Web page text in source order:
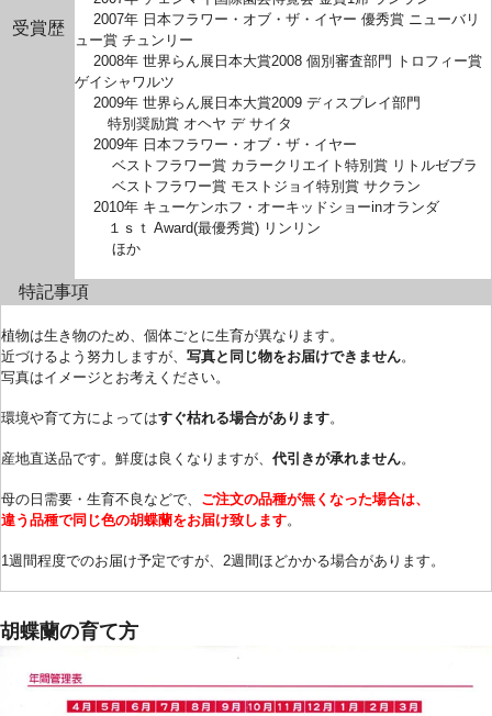
受賞歴
2007年 日本フラワー・オブ・ザ・イヤー 優秀賞 ニューバリ
ュー賞 チュンリー
2008年 世界らん展日本大賞2008 個別審査部門 トロフィー賞
ゲイシャワルツ
2009年 世界らん展日本大賞2009 ディスプレイ部門
特別奨励賞 オヘヤ デ サイタ
2009年 日本フラワー・オブ・ザ・イヤー
ベストフラワー賞 カラークリエイト特別賞 リトルゼブラ
ベストフラワー賞 モストジョイ特別賞 サクラン
2010年 キューケンホフ・オーキッドショーinオランダ
１ｓｔ Award(最優秀賞) リンリン
ほか
特記事項
植物は生き物のため、個体ごとに生育が異なります。
近づけるよう努力しますが、 写真と同じ物をお届けできません。
写真はイメージとお考えください。
環境や育て方によってはすぐ枯れる場合があります。
産地直送品です。鮮度は良くなりますが、 代引きが承れません。
母の日需要・生育不良などで、 ご注文の品種が無くなった場合は、
違う品種で同じ色の胡蝶蘭をお届け致します。
1週間程度でのお届け予定ですが、2週間ほどかかる場合があります。
胡蝶蘭の育て方